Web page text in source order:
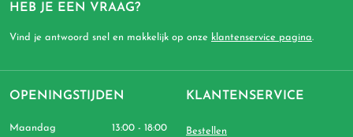
HEB JE EEN VRAAG?
Vind je antwoord snel en makkelijk op onze klantenservice pagina.
OPENINGSTIJDEN
Maandag
13:00 - 18:00
KLANTENSERVICE
Bestellen